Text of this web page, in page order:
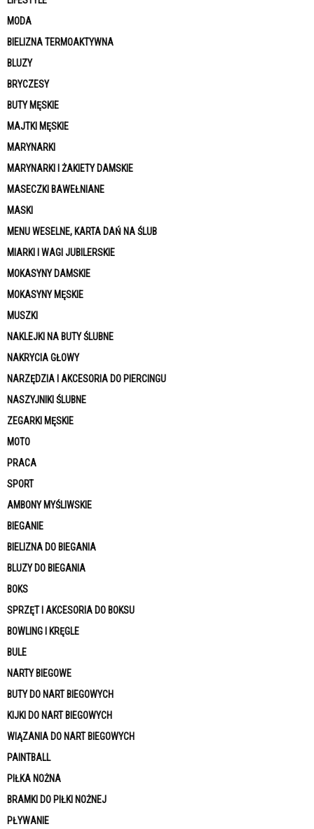
MODA
BIELIZNA TERMOAKTYWNA
BLUZY
BRYCZESY
BUTY MĘSKIE
MAJTKI MĘSKIE
MARYNARKI
MARYNARKI I ŻAKIETY DAMSKIE
MASECZKI BAWEŁNIANE
MASKI
MENU WESELNE, KARTA DAŃ NA ŚLUB
MIARKI I WAGI JUBILERSKIE
MOKASYNY DAMSKIE
MOKASYNY MĘSKIE
MUSZKI
NAKLEJKI NA BUTY ŚLUBNE
NAKRYCIA GŁOWY
NARZĘDZIA I AKCESORIA DO PIERCINGU
NASZYJNIKI ŚLUBNE
ZEGARKI MĘSKIE
MOTO
PRACA
SPORT
AMBONY MYŚLIWSKIE
BIEGANIE
BIELIZNA DO BIEGANIA
BLUZY DO BIEGANIA
BOKS
SPRZĘT I AKCESORIA DO BOKSU
BOWLING I KRĘGLE
BULE
NARTY BIEGOWE
BUTY DO NART BIEGOWYCH
KIJKI DO NART BIEGOWYCH
WIĄZANIA DO NART BIEGOWYCH
PAINTBALL
PIŁKA NOŻNA
BRAMKI DO PIŁKI NOŻNEJ
PŁYWANIE